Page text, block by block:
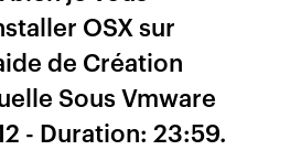
OSX sur
de Création
Sous Vmware
- Duration: 23:59.